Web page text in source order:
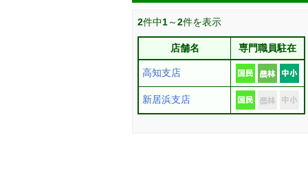
2件中1～2件を表示
店舗名 専門職員駐在
高知支店
新居浜支店